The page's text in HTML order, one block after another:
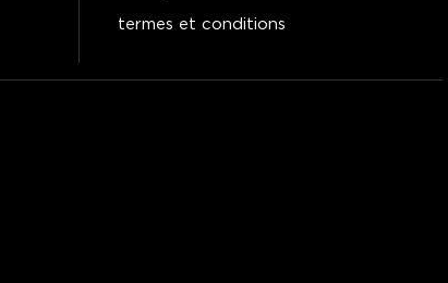
termes et conditions